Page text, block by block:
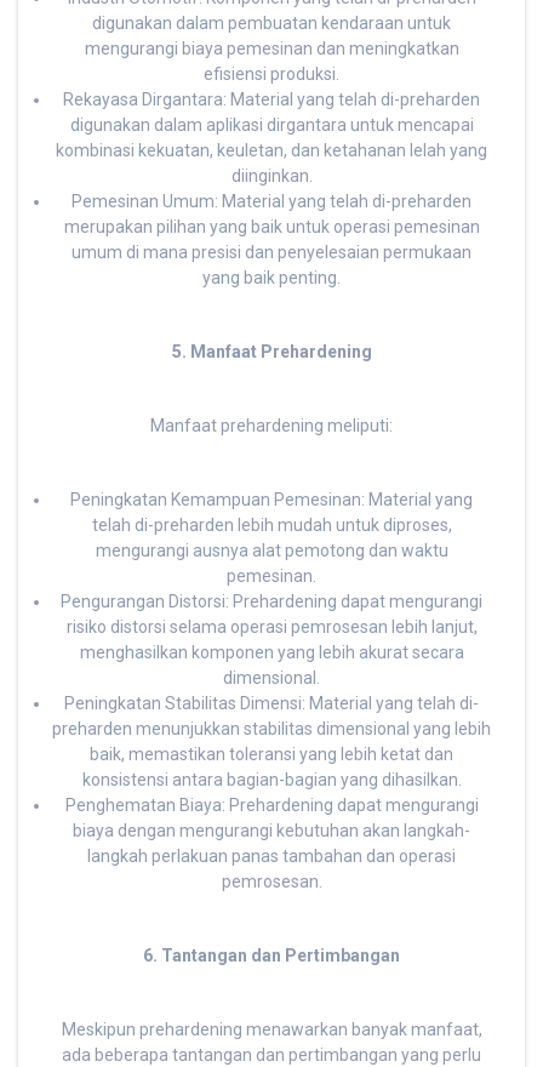
digunakan dalam pembuatan kendaraan untuk
mengurangi biaya pemesinan dan meningkatkan
efisiensi produksi.
Rekayasa Dirgantara: Material yang telah di-preharden
digunakan dalam aplikasi dirgantara untuk mencapai
kombinasi kekuatan, keuletan, dan ketahanan lelah yang
diinginkan.
Pemesinan Umum: Material yang telah di-preharden
merupakan pilihan yang baik untuk operasi pemesinan
umum di mana presisi dan penyelesaian permukaan
yang baik penting.
5. Manfaat Prehardening
Manfaat prehardening meliputi:
Peningkatan Kemampuan Pemesinan: Material yang
telah di-preharden lebih mudah untuk diproses,
mengurangi ausnya alat pemotong dan waktu
pemesinan.
Pengurangan Distorsi: Prehardening dapat mengurangi
risiko distorsi selama operasi pemrosesan lebih lanjut,
menghasilkan komponen yang lebih akurat secara
dimensional.
Peningkatan Stabilitas Dimensi: Material yang telah di-
preharden menunjukkan stabilitas dimensional yang lebih
baik, memastikan toleransi yang lebih ketat dan
konsistensi antara bagian-bagian yang dihasilkan.
Penghematan Biaya: Prehardening dapat mengurangi
biaya dengan mengurangi kebutuhan akan langkah-
langkah perlakuan panas tambahan dan operasi
pemrosesan.
6. Tantangan dan Pertimbangan
Meskipun prehardening menawarkan banyak manfaat,
ada beberapa tantangan dan pertimbangan yang perlu